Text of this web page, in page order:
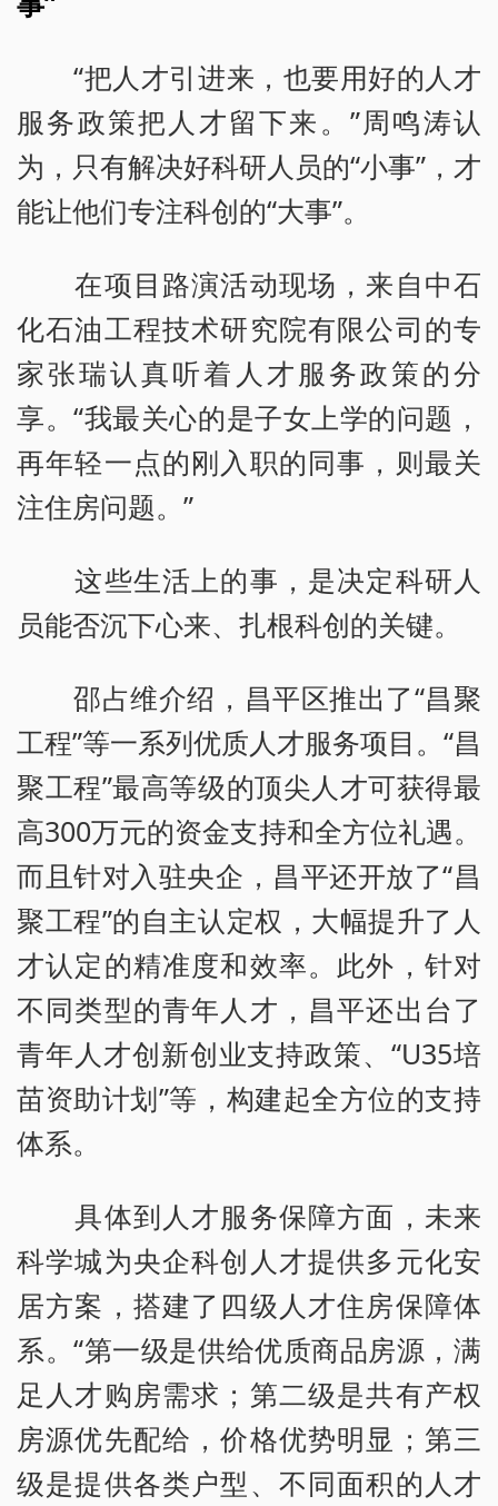
“把人才引进来，也要用好的人才
服务政策把人才留下来。”周鸣涛认
为，只有解决好科研人员的“小事”，才
能让他们专注科创的“大事”。
在项目路演活动现场，来自中石
化石油工程技术研究院有限公司的专
家张瑞认真听着人才服务政策的分
享。“我最关心的是子女上学的问题，
再年轻一点的刚入职的同事，则最关
注住房问题。”
这些生活上的事，是决定科研人
员能否沉下心来、扎根科创的关键。
邵占维介绍，昌平区推出了“昌聚
工程”等一系列优质人才服务项目。“昌
聚工程”最高等级的顶尖人才可获得最
高300万元的资金支持和全方位礼遇。
而且针对入驻央企，昌平还开放了“昌
聚工程”的自主认定权，大幅提升了人
才认定的精准度和效率。此外，针对
不同类型的青年人才，昌平还出台了
青年人才创新创业支持政策、“U35培
苗资助计划”等，构建起全方位的支持
体系。
具体到人才服务保障方面，未来
科学城为央企科创人才提供多元化安
居方案，搭建了四级人才住房保障体
系。“第一级是供给优质商品房源，满
足人才购房需求；第二级是共有产权
房源优先配给，价格优势明显；第三
级是提供各类户型、不同面积的人才